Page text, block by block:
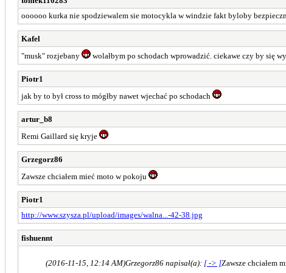
oooooo kurka nie spodziewalem sie motocykla w windzie fakt byloby
Kafel
"musk" rozjebany
wolałbym po schodach wprowadzić. ciekawe czy by się
Piotr1
jak by to był cross to mógłby nawet wjechać po schodach
artur_b8
Remi Gaillard się kryje
Grzegorz86
Zawsze chciałem mieć moto w pokoju
Piotr1
http://www.szysza.pl/upload/images/walna...-42-38.jpg
fishuennt
(2016-11-15, 12:14 AM)Grzegorz86 napisał(a): [ -> ]Zawsze chciałem